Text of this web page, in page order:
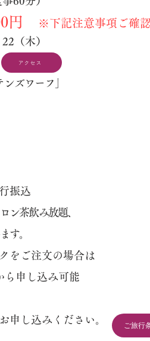
円 ※下記注意事項ご確
（木）
ンズワーフ」
振込
ン茶飲み放題、
す。
をご注文の場合は
申し込み可能
申し込みください。
アクセス
ご旅行